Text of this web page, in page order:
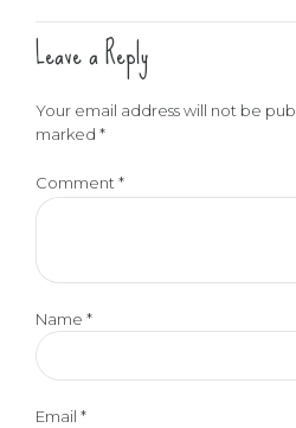
Leave a Reply
Your email address will not be
marked *
Comment*
Name *
Email *